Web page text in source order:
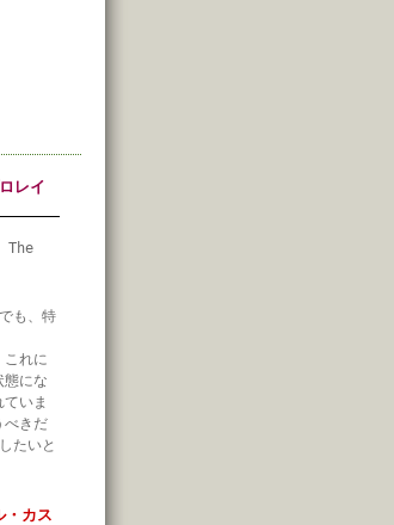
レイ
も、特
これに
態にな
いま
べきだ
たいと
カス